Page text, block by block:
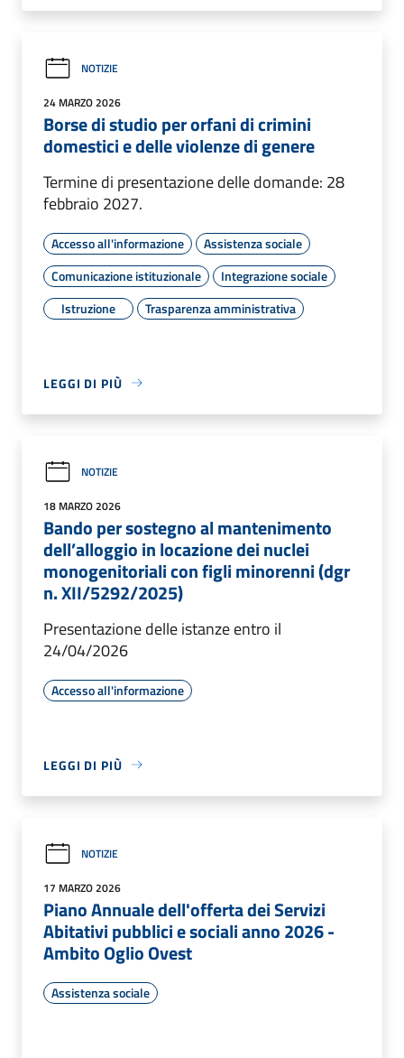
NOTIZIE
24 MARZO 2026
Borse di studio per orfani di crimini
domestici e delle violenze di genere
Termine di presentazione delle domande: 28
febbraio 2027.
Accesso all'informazione
Assistenza sociale
Comunicazione istituzionale
Integrazione sociale
Istruzione
Trasparenza amministrativa
LEGGI DI PIÙ
NOTIZIE
18 MARZO 2026
Bando per sostegno al mantenimento
dell’alloggio in locazione dei nuclei
monogenitoriali con figli minorenni (dgr
n. XII/5292/2025)
Presentazione delle istanze entro il
24/04/2026
Accesso all'informazione
LEGGI DI PIÙ
NOTIZIE
17 MARZO 2026
Piano Annuale dell'offerta dei Servizi
Abitativi pubblici e sociali anno 2026 -
Ambito Oglio Ovest
Assistenza sociale